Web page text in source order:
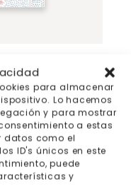
para almacenar
Lo hacemos
y para mostrar
a estas
datos como el
ID's únicos en este
puede
y
-15%